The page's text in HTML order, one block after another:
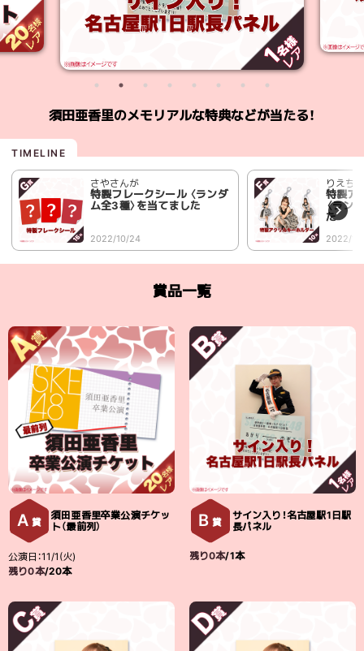
須田亜香里のメモリアルな特典などが当たる！
さやさんが
特製フレークシール 〈ランダ
ム全3種〉を当てました
2022/10/24
りえち
特製ア
〈ラン
た
2022/
賞品一覧
A 賞
須田亜香里卒業公演チケッ
ト（最前列）
公演日：11/1(火)
残り0本/20本
B 賞
サイン入り！名古屋駅1日駅
長パネル
残り0本/1本